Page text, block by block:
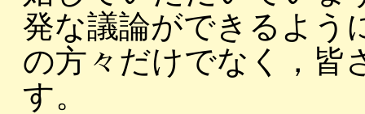
発な議論ができるよう
の方々だけでなく，皆
す。